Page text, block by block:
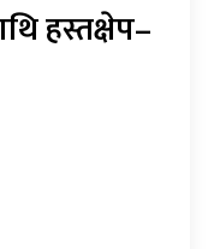
हस्तक्षेप–